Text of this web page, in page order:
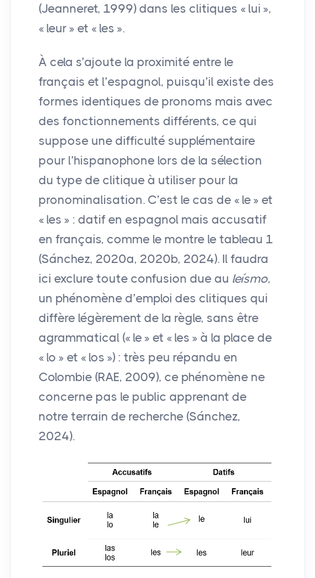
(Jeanneret, 1999) dans les clitiques « lui »,
« leur » et « les ».
À cela s’ajoute la proximité entre le
français et l’espagnol, puisqu’il existe des
formes identiques de pronoms mais avec
des fonctionnements différents, ce qui
suppose une difficulté supplémentaire
pour l’hispanophone lors de la sélection
du type de clitique à utiliser pour la
pronominalisation. C’est le cas de « le » et
« les » : datif en espagnol mais accusatif
en français, comme le montre le tableau 1
(Sánchez, 2020a, 2020b, 2024). Il faudra
ici exclure toute confusion due au leísmo,
un phénomène d’emploi des clitiques qui
diffère légèrement de la règle, sans être
agrammatical (« le » et « les » à la place de
« lo » et « los ») : très peu répandu en
Colombie (RAE, 2009), ce phénomène ne
concerne pas le public apprenant de
notre terrain de recherche (Sánchez,
2024).